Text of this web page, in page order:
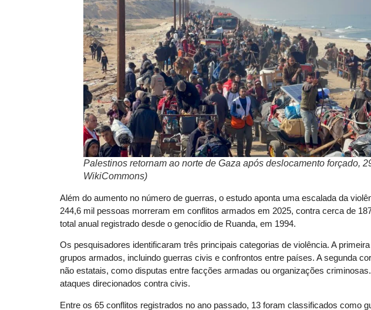
Palestinos retornam ao norte de Gaza após deslocamento forçado,
WikiCommons)
Além do aumento no número de guerras, o estudo aponta uma escalada da
244,6 mil pessoas morreram em conflitos armados em 2025, contra cerca de
total anual registrado desde o genocídio de Ruanda, em 1994.
Os pesquisadores identificaram três principais categorias de violência. A
grupos armados, incluindo guerras civis e confrontos entre países. A segunda
não estatais, como disputas entre facções armadas ou organizações
ataques direcionados contra civis.
Entre os 65 conflitos registrados no ano passado, 13 foram classificados como